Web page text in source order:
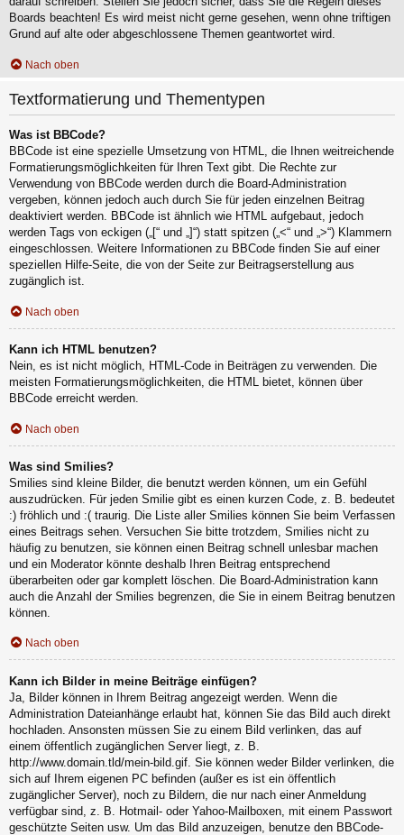
Boards beachten! Es wird meist nicht gerne gesehen, wenn ohne triftigen
Grund auf alte oder abgeschlossene Themen geantwortet wird.
Nach oben
Textformatierung und Thementypen
Was ist BBCode?
BBCode ist eine spezielle Umsetzung von HTML, die Ihnen weitreichende
Formatierungsmöglichkeiten für Ihren Text gibt. Die Rechte zur
Verwendung von BBCode werden durch die Board-Administration
vergeben, können jedoch auch durch Sie für jeden einzelnen Beitrag
deaktiviert werden. BBCode ist ähnlich wie HTML aufgebaut, jedoch
werden Tags von eckigen („[“ und „]“) statt spitzen („<“ und „>“) Klammern
eingeschlossen. Weitere Informationen zu BBCode finden Sie auf einer
speziellen Hilfe-Seite, die von der Seite zur Beitragserstellung aus
zugänglich ist.
Nach oben
Kann ich HTML benutzen?
Nein, es ist nicht möglich, HTML-Code in Beiträgen zu verwenden. Die
meisten Formatierungsmöglichkeiten, die HTML bietet, können über
BBCode erreicht werden.
Nach oben
Was sind Smilies?
Smilies sind kleine Bilder, die benutzt werden können, um ein Gefühl
auszudrücken. Für jeden Smilie gibt es einen kurzen Code, z. B. bedeutet
:) fröhlich und :( traurig. Die Liste aller Smilies können Sie beim Verfassen
eines Beitrags sehen. Versuchen Sie bitte trotzdem, Smilies nicht zu
häufig zu benutzen, sie können einen Beitrag schnell unlesbar machen
und ein Moderator könnte deshalb Ihren Beitrag entsprechend
überarbeiten oder gar komplett löschen. Die Board-Administration kann
auch die Anzahl der Smilies begrenzen, die Sie in einem Beitrag benutzen
können.
Nach oben
Kann ich Bilder in meine Beiträge einfügen?
Ja, Bilder können in Ihrem Beitrag angezeigt werden. Wenn die
Administration Dateianhänge erlaubt hat, können Sie das Bild auch direkt
hochladen. Ansonsten müssen Sie zu einem Bild verlinken, das auf
einem öffentlich zugänglichen Server liegt, z. B.
http://www.domain.tld/mein-bild.gif. Sie können weder Bilder verlinken, die
sich auf Ihrem eigenen PC befinden (außer es ist ein öffentlich
zugänglicher Server), noch zu Bildern, die nur nach einer Anmeldung
verfügbar sind, z. B. Hotmail- oder Yahoo-Mailboxen, mit einem Passwort
geschützte Seiten usw. Um das Bild anzuzeigen, benutze den BBCode-